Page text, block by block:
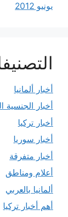
يونيو 2012
أخبار ألمانيا
أخبار الجنسية
أخبار تركيا
أخبار سوريا
أخبار متفرقة
أعلام ومناطق
ألمانيا بالعربي
أهم أخبار تركيا